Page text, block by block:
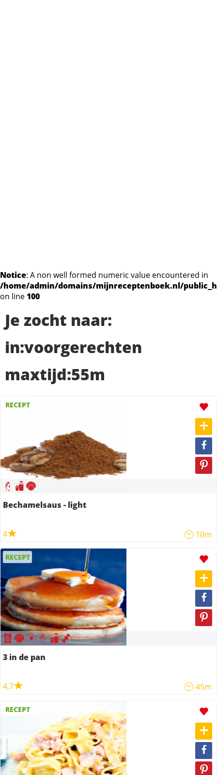
Notice: A non well formed numeric value encountered in
/home/admin/domains/mijnreceptenboek.nl/
on line100
Je zocht naar:
in:voorgerechten
maxtijd:55m
RECEPT
Bechamelsaus - light
4 10m
RECEPT
3 in de pan
4,7 45m
RECEPT